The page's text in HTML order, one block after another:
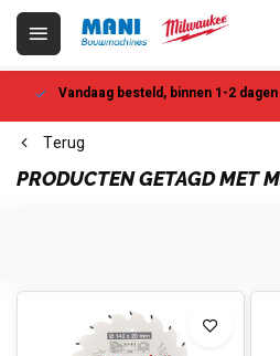
Vandaag besteld, binnen 1-2 dagen
Terug
PRODUCTEN GETAGD MET